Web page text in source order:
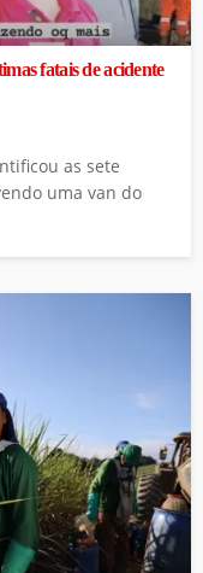
fatais de acidente
as sete
uma van do